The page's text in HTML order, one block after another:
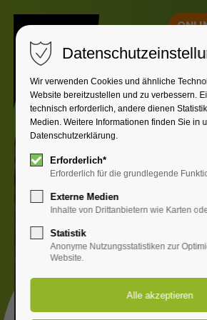
Wir verwenden Cookies und ähnliche
Website bereitzustellen und zu verbessern.
technisch erforderlich, andere dienen
Medien. Weitere Informationen finden Sie in
Datenschutzerklärung.
Erforderlich*
Erforderlich für die grundlegende
Externe Medien
Inhalte von Drittanbietern wie Karten
Statistik
Anonyme Nutzungsstatistiken zur
Website.